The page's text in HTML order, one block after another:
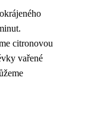
citronovou
vařené